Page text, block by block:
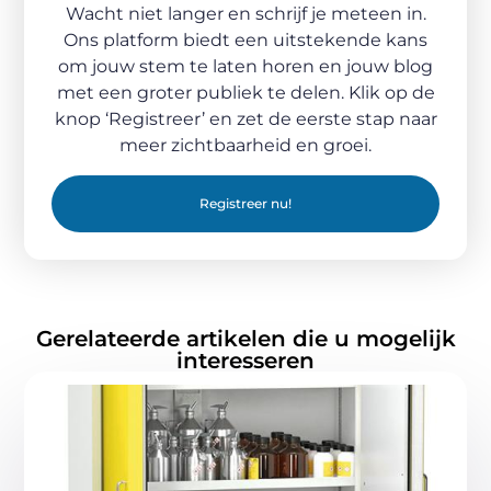
Wacht niet langer en schrijf je meteen in.
Ons platform biedt een uitstekende kans
om jouw stem te laten horen en jouw blog
met een groter publiek te delen. Klik op de
knop ‘Registreer’ en zet de eerste stap naar
meer zichtbaarheid en groei.
Registreer nu!
Gerelateerde artikelen die u mogelijk
interesseren